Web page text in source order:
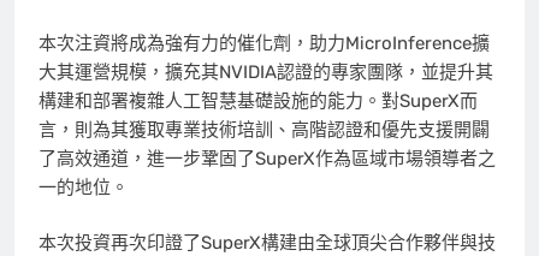
本次注資將成為強有力的催化劑，助力MicroInference擴
大其運營規模，擴充其NVIDIA認證的專家團隊，並提升其
構建和部署複雜人工智慧基礎設施的能力。對SuperX而
言，則為其獲取專業技術培訓、高階認證和優先支援開闢
了高效通道，進一步鞏固了SuperX作為區域市場領導者之
一的地位。
本次投資再次印證了SuperX構建由全球頂尖合作夥伴與技